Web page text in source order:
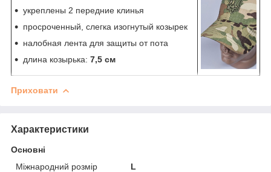
укреплены 2 передние клинья
просроченный, слегка изогнутый козырек
налобная лента для защиты от пота
длина козырька: 7,5 см
Приховати
Характеристики
Основні
Міжнародний розмір
L